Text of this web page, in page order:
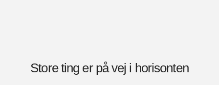
Store ting er på vej i horisonten